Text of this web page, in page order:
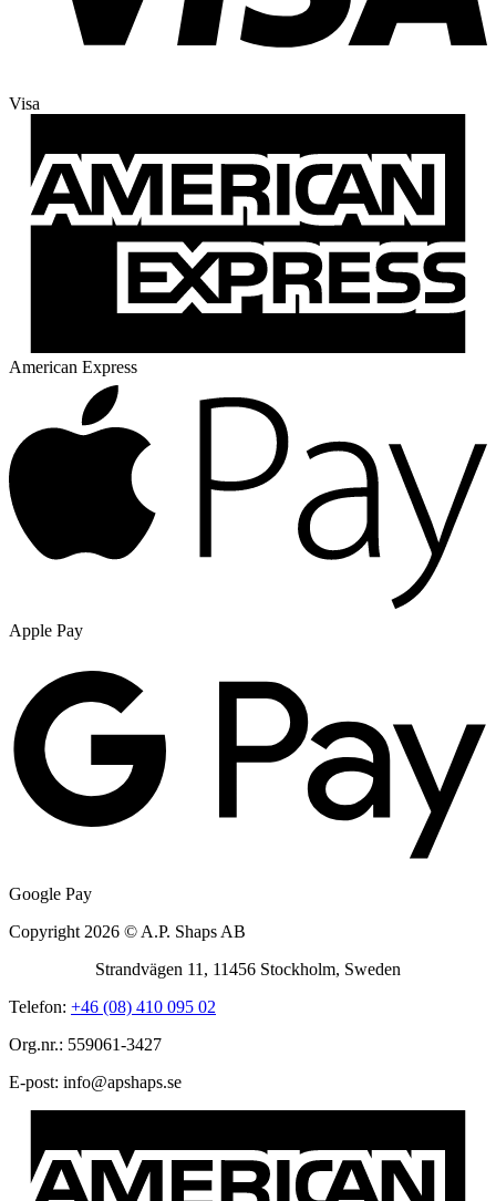
Visa
American Express
Apple Pay
Google Pay
Copyright 2026 © A.P. Shaps AB
Strandvägen 11, 11456 Stockholm, Sweden
Telefon: +46 (08) 410 095 02
Org.nr.: 559061-3427
E-post:
es.spahspa
@ofni